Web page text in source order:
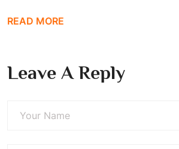
READ MORE
Leave A Reply